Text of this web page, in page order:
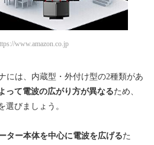
www.amazon.co.jp
には、内蔵型・外付け型の2種類があ
って電波の広がり方が異なるため、
選びましょう。
ター本体を中心に電波を広げるた